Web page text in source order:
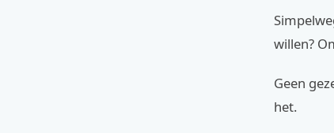
willen?
Geen
het.